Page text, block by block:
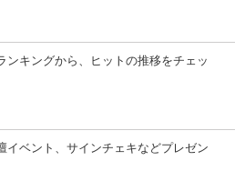
ンキングから、ヒットの推移をチェッ
イベント、サインチェキなどプレゼン